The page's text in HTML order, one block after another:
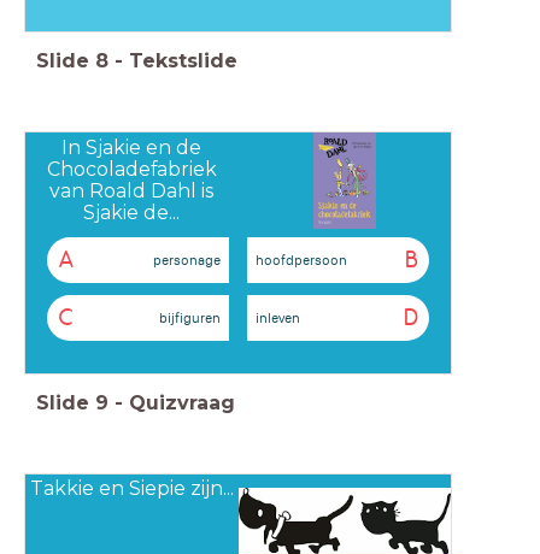
Slide 8 - Tekstslide
In Sjakie en de
Chocoladefabriek
van Roald Dahl is
Sjakie de...
A personage B
hoofdpersoon
C bijfiguren D
inleven
Slide 9 - Quizvraag
Takkie en Siepie zijn...